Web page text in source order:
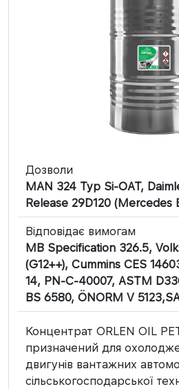
Дозволи
MAN 324 Typ Si-OAT,
Release 29D120 (Mercedes
Відповідає вимогам
MB Specification 326.5,
(G12++), Cummins CES
14, PN-C-40007, ASTM
BS 6580, ÖNORM V
Концентрат ORLEN OIL
призначений для
двигунів вантажних
сільськогосподарської